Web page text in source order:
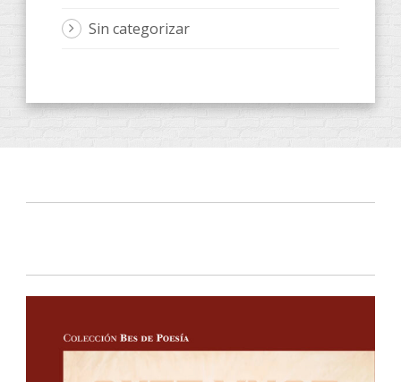
Sin categorizar